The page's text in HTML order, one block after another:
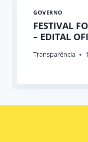
GOVERNO
FESTIVAL
– EDITAL
Transparência